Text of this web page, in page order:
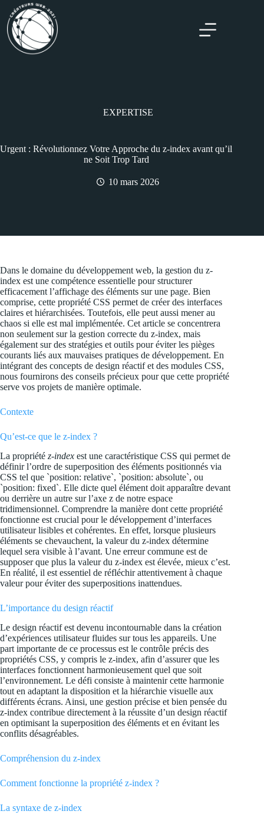
EXPERTISE
Urgent : Révolutionnez Votre Approche du z-index avant qu’il
ne Soit Trop Tard
10 mars 2026
Dans le domaine du développement web, la gestion du z-
index est une compétence essentielle pour structurer
efficacement l’affichage des éléments sur une page. Bien
comprise, cette propriété CSS permet de créer des interfaces
claires et hiérarchisées. Toutefois, elle peut aussi mener au
chaos si elle est mal implémentée. Cet article se concentrera
non seulement sur la gestion correcte du z-index, mais
également sur des stratégies et outils pour éviter les pièges
courants liés aux mauvaises pratiques de développement. En
intégrant des concepts de design réactif et des modules CSS,
nous fournirons des conseils précieux pour que cette propriété
serve vos projets de manière optimale.
Contexte
Qu’est-ce que le z-index ?
La propriété z-index est une caractéristique CSS qui permet de
définir l’ordre de superposition des éléments positionnés via
CSS tel que `position: relative`, `position: absolute`, ou
`position: fixed`. Elle dicte quel élément doit apparaître devant
ou derrière un autre sur l’axe z de notre espace
tridimensionnel. Comprendre la manière dont cette propriété
fonctionne est crucial pour le développement d’interfaces
utilisateur lisibles et cohérentes. En effet, lorsque plusieurs
éléments se chevauchent, la valeur du z-index détermine
lequel sera visible à l’avant. Une erreur commune est de
supposer que plus la valeur du z-index est élevée, mieux c’est.
En réalité, il est essentiel de réfléchir attentivement à chaque
valeur pour éviter des superpositions inattendues.
L’importance du design réactif
Le design réactif est devenu incontournable dans la création
d’expériences utilisateur fluides sur tous les appareils. Une
part importante de ce processus est le contrôle précis des
propriétés CSS, y compris le z-index, afin d’assurer que les
interfaces fonctionnent harmonieusement quel que soit
l’environnement. Le défi consiste à maintenir cette harmonie
tout en adaptant la disposition et la hiérarchie visuelle aux
différents écrans. Ainsi, une gestion précise et bien pensée du
z-index contribue directement à la réussite d’un design réactif
en optimisant la superposition des éléments et en évitant les
conflits désagréables.
Compréhension du z-index
Comment fonctionne la propriété z-index ?
La syntaxe de z-index